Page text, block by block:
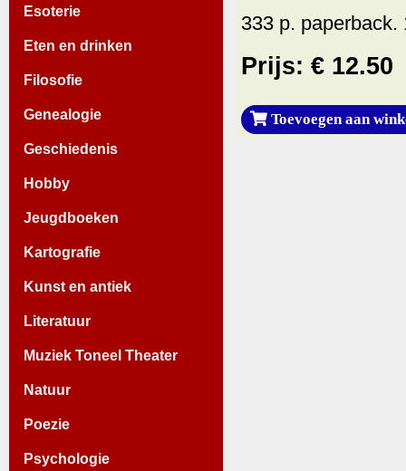
Esoterie
Eten en drinken
Filosofie
Genealogie
Geschiedenis
Hobby
Jeugdboeken
Kartografie
Kunst en antiek
Literatuur
Muziek Toneel Theater
Natuur
Poezie
Psychologie
333 p. paperback.
Prijs: € 12.50
Toevoegen aan